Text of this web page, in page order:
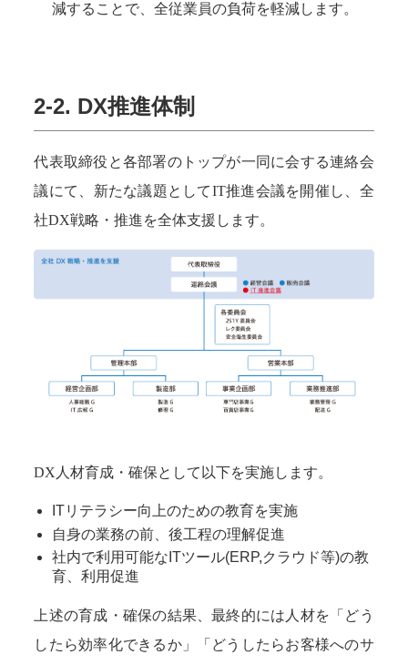
減することで、全従業員の負荷を軽減します。
2-2. DX推進体制
代表取締役と各部署のトップが一同に会する連絡会
議にて、新たな議題としてIT推進会議を開催し、全
社DX戦略・推進を全体支援します。
DX人材育成・確保として以下を実施します。
ITリテラシー向上のための教育を実施
自身の業務の前、後工程の理解促進
社内で利用可能なITツール(ERP,クラウド等)の教
育、利用促進
上述の育成・確保の結果、最終的には人材を「どう
したら効率化できるか」「どうしたらお客様へのサ